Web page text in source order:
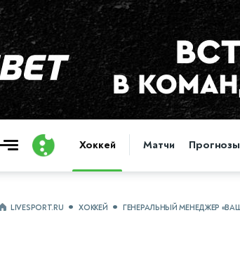
Хоккей Матчи Прогнозы
LIVESPORT.RU ХОККЕЙ ГЕНЕРАЛЬНЫЙ МЕНЕДЖЕР